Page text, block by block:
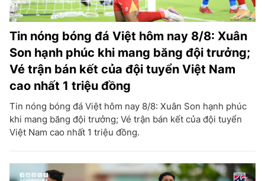
Tin nóng bóng đá Việt hôm nay 8/8: Xuân
Son hạnh phúc khi mang băng đội trưởng;
Vé trận bán kết của đội tuyển Việt Nam
cao nhất 1 triệu đồng
Tin nóng bóng đá Việt hôm nay 8/8: Xuân Son hạnh phúc
khi mang băng đội trưởng; Vé trận bán kết của đội tuyển
Việt Nam cao nhất 1 triệu đồng.